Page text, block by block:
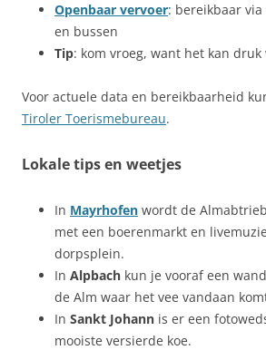
Openbaar vervoer: bereikbaar
en bussen
Tip: kom vroeg, want het kan druk
Voor actuele data en bereikbaarheid
Tiroler Toerismebureau.
Lokale tips en weetjes
In Mayrhofen wordt de
met een boerenmarkt en
dorpsplein.
In Alpbach kun je vooraf een
de Alm waar het vee vandaan
In Sankt Johann is er een
mooiste versierde koe.